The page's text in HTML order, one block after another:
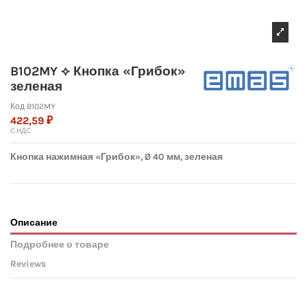
B102MY ⟡ Кнопка «Грибок»
зеленая
Код B102MY
422,59 ₽
С НДС
Кнопка нажимная «Грибок», Ø 40 мм, зеленая
Описание
Подробнее о товаре
Reviews